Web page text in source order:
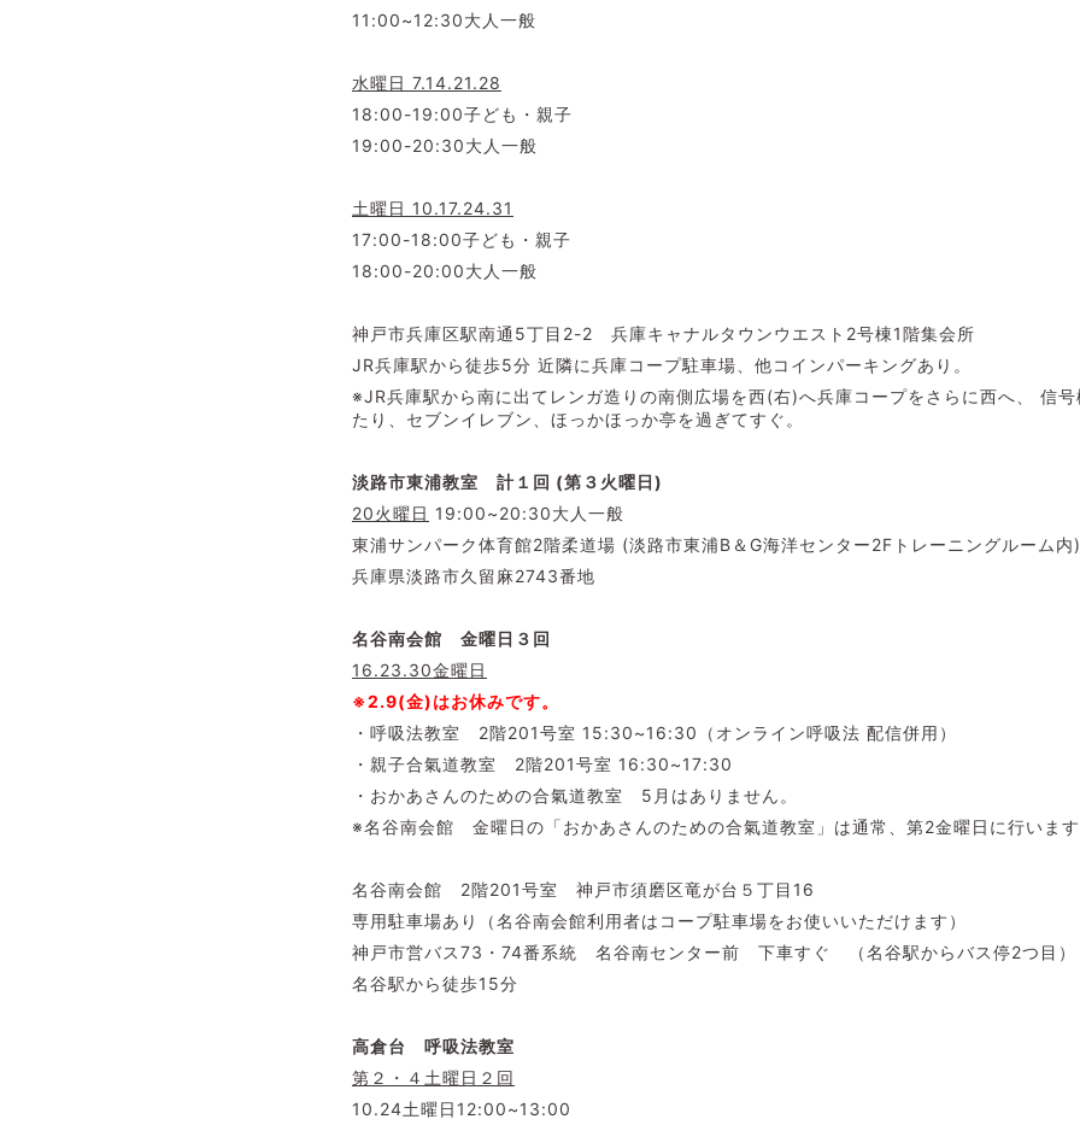
11:00~12:30大人一般
水曜日 7.14.21.28
18:00-19:00子ども・親子
19:00-20:30大人一般
土曜日 10.17.24.31
17:00-18:00子ども・親子
18:00-20:00大人一般
神戸市兵庫区駅南通5丁目2-2 兵庫キャナルタウンウエスト2号棟1階集会所
JR兵庫駅から徒歩5分 近隣に兵庫コープ駐車場、他コインパーキングあり。
※JR兵庫駅から南に出てレンガ造りの南側広場を西(右)へ兵庫コープをさらに西へ、 信
たり、セブンイレブン、ほっかほっか亭を過ぎてすぐ。
淡路市東浦教室 計１回 (第３火曜日)
20火曜日 19:00~20:30大人一般
東浦サンパーク体育館2階柔道場 (淡路市東浦B＆G海洋センター2Fトレーニングルーム内)
兵庫県淡路市久留麻2743番地
名谷南会館 金曜日３回
16.23.30金曜日
※2.9(金)はお休みです。
・呼吸法教室 2階201号室 15:30~16:30（オンライン呼吸法 配信併用）
・親子合氣道教室 2階201号室 16:30~17:30
・おかあさんのための合氣道教室 5月はありません。
※名谷南会館 金曜日の「おかあさんのための合氣道教室」は通常、第2金曜日に行います
名谷南会館 2階201号室 神戸市須磨区竜が台５丁目16
専用駐車場あり（名谷南会館利用者はコープ駐車場をお使いいただけます）
神戸市営バス73・74番系統 名谷南センター前 下車すぐ （名谷駅からバス停2つ目）
名谷駅から徒歩15分
高倉台 呼吸法教室
第２・４土曜日２回
10.24土曜日12:00~13:00